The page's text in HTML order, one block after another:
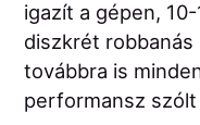
igazít a gépen,
diszkrét robbanás
továbbra is
performansz szólt